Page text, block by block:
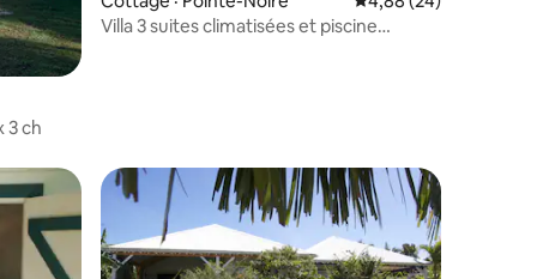
3 ch
Villa 3 suites climatisées et piscine